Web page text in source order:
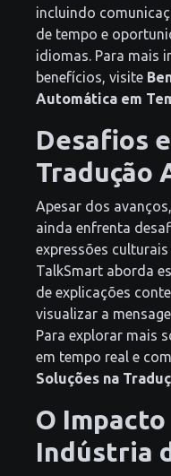
incluindo
de tempo e
idiomas. Para mais
benefícios, visite
Automática em
Desafios
Tradução
Apesar dos
ainda enfrenta
expressões
TalkSmart aborda
de explicações
visualizar a
Para explorar mais
em tempo real e
Soluções na
O
Indústria